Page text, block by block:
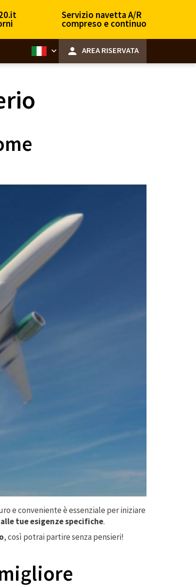
Servizio navetta A/R
compreso e continuo
AREA RISERVATA
e conveniente è essenziale per iniziare
tue esigenze specifiche.
, così potrai partire senza pensieri!